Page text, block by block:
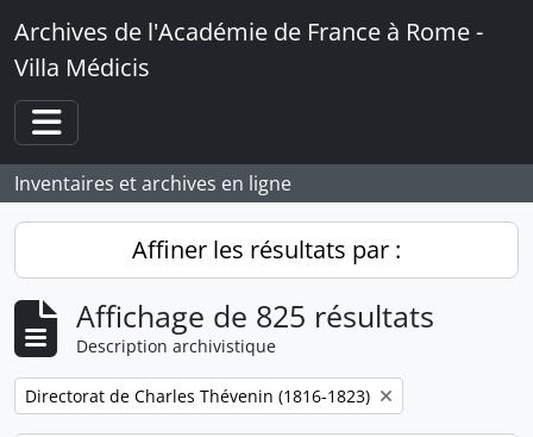
Skip to main content
Archives de l'Académie de France à Rome -
Villa Médicis
Toggle navigation
Inventaires et archives en ligne
Affiner les résultats par :
Affichage de 825 résultats
Description archivistique
Remove filter:
Directorat de Charles Thévenin (1816-1823)